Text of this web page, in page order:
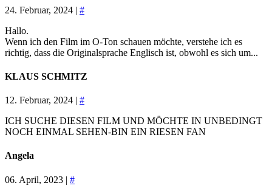
24. Februar, 2024 | #
Hallo.
Wenn ich den Film im O-Ton schauen möchte, verstehe ich es
richtig, dass die Originalsprache Englisch ist, obwohl es sich um...
KLAUS SCHMITZ
12. Februar, 2024 | #
ICH SUCHE DIESEN FILM UND MÖCHTE IN UNBEDINGT
NOCH EINMAL SEHEN-BIN EIN RIESEN FAN
Angela
06. April, 2023 | #